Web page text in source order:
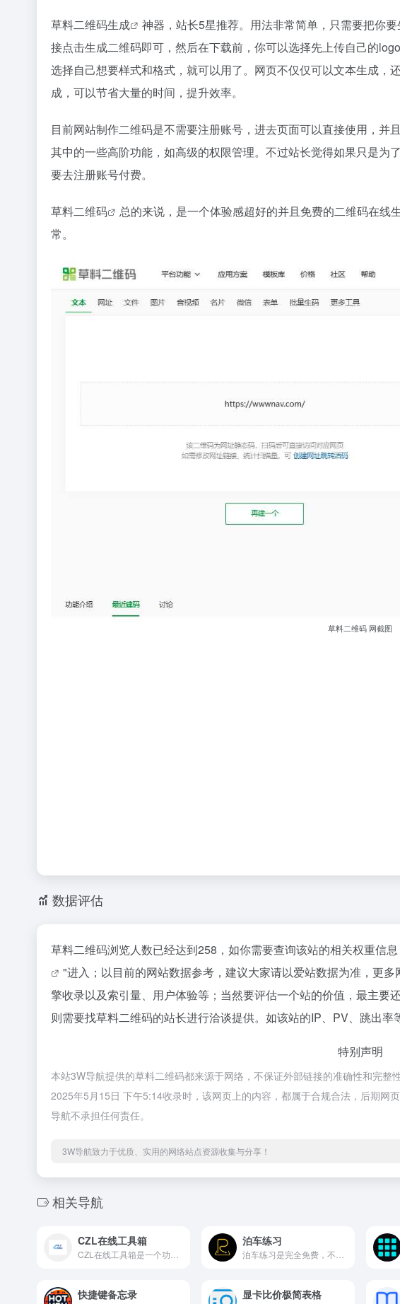
草料二维码生成
神器，站长5星推荐。用法非常简单，只需要把你
接点击生成二维码即可，然后在下载前，你可以选择先上传自己的
选择自己想要样式和格式，就可以用了。网页不仅仅可以文本生成，
成，可以节省大量的时间，提升效率。
目前网站制作二维码是不需要注册账号，进去页面可以直接使用，并
其中的一些高阶功能，如高级的权限管理。不过站长觉得如果只是为
要去注册账号付费。
草料二维码
总的来说，是一个体验感超好的并且免费的二维码在线
常。
草料二维码 网截图
数据评估
草料二维码浏览人数已经达到258，如你需要查询该站的相关权重信
"进入；以目前的网站数据参考，建议大家请以爱站数据为准，更
擎收录以及索引量、用户体验等；当然要评估一个站的价值，最主要
则需要找草料二维码的站长进行洽谈提供。如该站的IP、PV、跳出率
特别声明
本站3W导航提供的草料二维码都来源于网络，不保证外部链接的准确性和完
2025年5月15日 下午5:14收录时，该网页上的内容，都属于合规合法，后期网
导航不承担任何责任。
3W导航致力于优质、实用的网络站点资源收集与分享！
相关导航
CZL在线工具箱 泊车练习
快捷键备忘录 显卡比价极简表格